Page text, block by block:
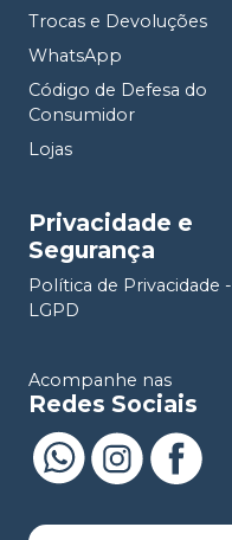
Trocas e Devoluções
WhatsApp
Código de Defesa do
Consumidor
Lojas
Privacidade e
Segurança
Política de Privacidade -
LGPD
Acompanhe nas
Redes Sociais